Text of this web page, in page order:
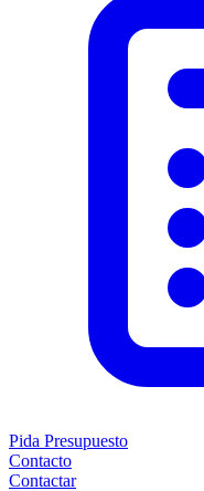
Pida Presupuesto
Contacto
Contactar